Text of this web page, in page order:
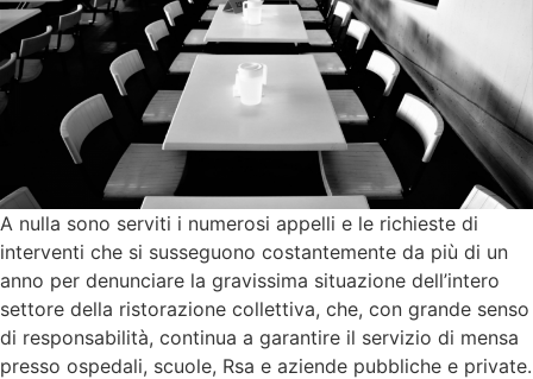
A nulla sono serviti i numerosi appelli e le richieste di
interventi che si susseguono costantemente da più di un
anno per denunciare la gravissima situazione dell’intero
settore della ristorazione collettiva, che, con grande senso
di responsabilità, continua a garantire il servizio di mensa
presso ospedali, scuole, Rsa e aziende pubbliche e private.